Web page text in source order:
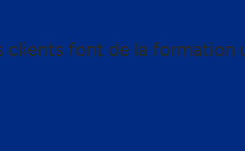
clients font de la formation